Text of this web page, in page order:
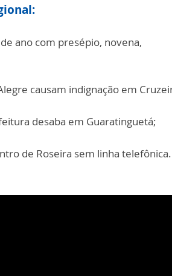
ano com presépio, novena,
causam indignação em
desaba em Guaratinguetá;
de Roseira sem linha telefônica.